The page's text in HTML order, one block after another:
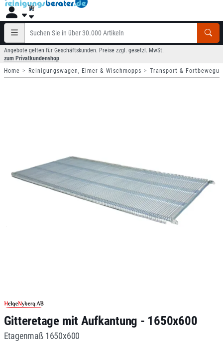
Angebote gelten für Geschäftskunden. Preise zzgl. gesetzl. MwSt.
zum Privatkundenshop
Home
Reinigungswagen, Eimer & Wischmopps Transport &
Gitteretage mit Aufkantung - 1650x600
Etagenmaß 1650x600